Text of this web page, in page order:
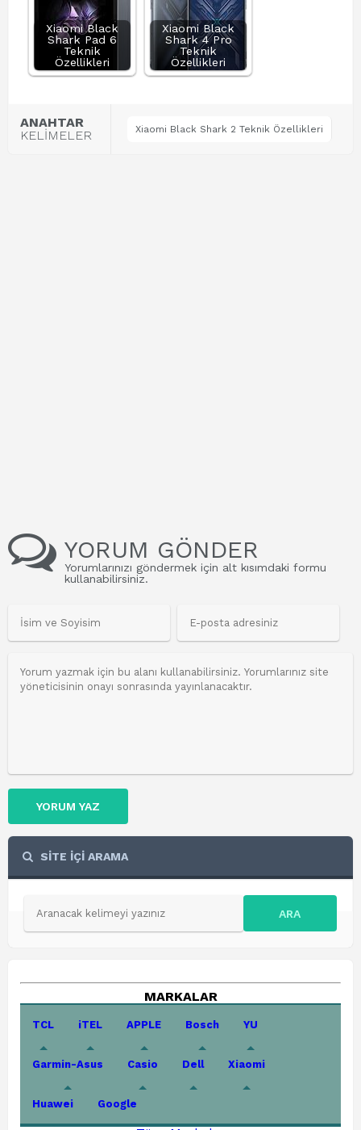
Xiaomi Black
Shark Pad 6
Teknik
Özellikleri
Xiaomi Black
Shark 4 Pro
Teknik
Özellikleri
ANAHTAR
KELİMELER
Xiaomi Black Shark 2 Teknik Özellikleri
YORUM GÖNDER
Yorumlarınızı göndermek için alt kısımdaki formu
kullanabilirsiniz.
YORUM YAZ
SİTE İÇİ ARAMA
ARA
MARKALAR
TCL iTEL APPLE Bosch YU
Garmin-Asus Casio Dell Xiaomi
Huawei Google